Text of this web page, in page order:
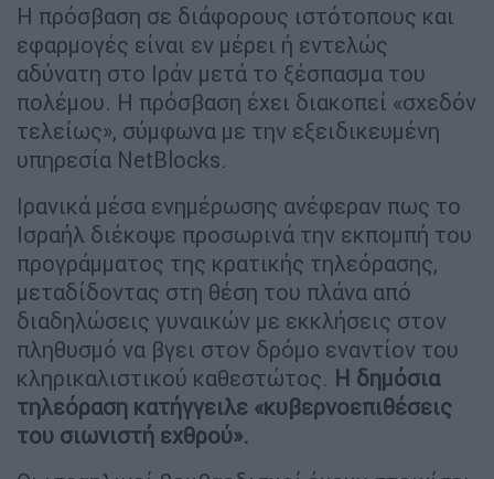
Η πρόσβαση σε διάφορους ιστότοπους και
εφαρμογές είναι εν μέρει ή εντελώς
αδύνατη στο Ιράν μετά το ξέσπασμα του
πολέμου. Η πρόσβαση έχει διακοπεί «σχεδόν
τελείως», σύμφωνα με την εξειδικευμένη
υπηρεσία NetBlocks.
Ιρανικά μέσα ενημέρωσης ανέφεραν πως το
Ισραήλ διέκοψε προσωρινά την εκπομπή του
προγράμματος της κρατικής τηλεόρασης,
μεταδίδοντας στη θέση του πλάνα από
διαδηλώσεις γυναικών με εκκλήσεις στον
πληθυσμό να βγει στον δρόμο εναντίον του
κληρικαλιστικού καθεστώτος. Η δημόσια
τηλεόραση κατήγγειλε «κυβερνοεπιθέσεις
του σιωνιστή εχθρού».